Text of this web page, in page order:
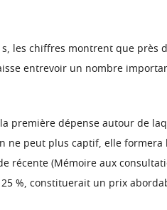
les chiffres montrent que près
entrevoir un nombre
première dépense autour de
ne peut plus captif, elle formera
récente (Mémoire aux
25 %, constituerait un prix